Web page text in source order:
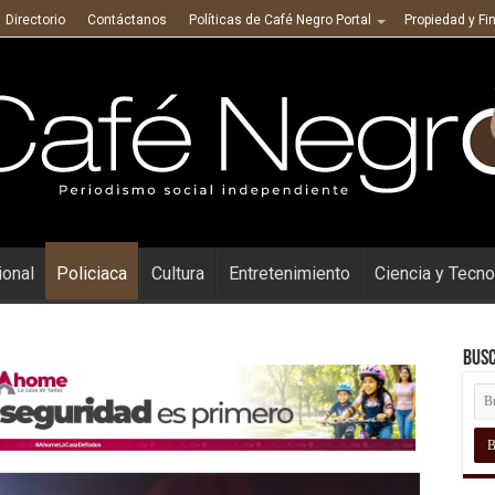
Directorio Contáctanos Políticas de Café Negro Portal Propiedad y
Policiaca Cultura Entretenimiento Ciencia y